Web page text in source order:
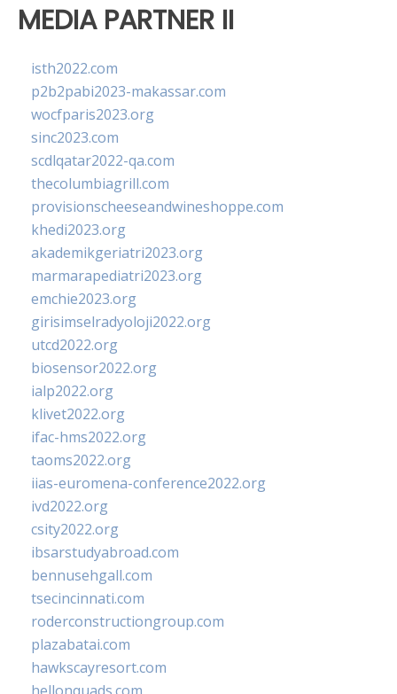
MEDIA PARTNER II
isth2022.com
p2b2pabi2023-makassar.com
wocfparis2023.org
sinc2023.com
scdlqatar2022-qa.com
thecolumbiagrill.com
provisionscheeseandwineshoppe.com
khedi2023.org
akademikgeriatri2023.org
marmarapediatri2023.org
emchie2023.org
girisimselradyoloji2022.org
utcd2022.org
biosensor2022.org
ialp2022.org
klivet2022.org
ifac-hms2022.org
taoms2022.org
iias-euromena-conference2022.org
ivd2022.org
csity2022.org
ibsarstudyabroad.com
bennusehgall.com
tsecincinnati.com
roderconstructiongroup.com
plazabatai.com
hawkscayresort.com